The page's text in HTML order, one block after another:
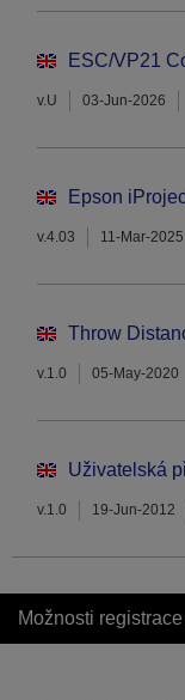
ESC/VP21
v.U 03-Jun-2026
Epson
v.4.03 11-Mar-2025
Throw
v.1.0 05-May-2020
Uživatelská
v.1.0 19-Jun-2012
Možnosti